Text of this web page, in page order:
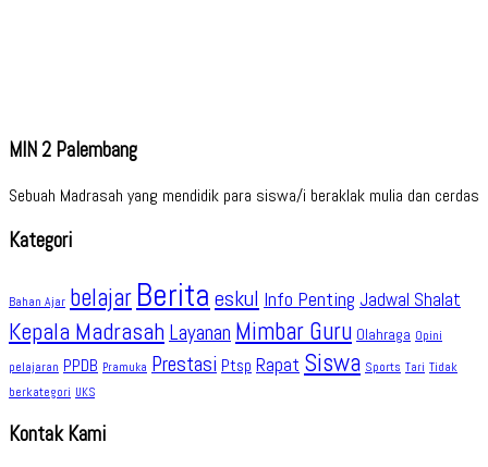
MIN 2 Palembang
Sebuah Madrasah yang mendidik para siswa/i beraklak mulia dan cerdas
Kategori
Bahan Ajar belajar Berita eskul Info Penting Jadwal Shalat
Kepala Madrasah Layanan Mimbar Guru Olahraga Opini
pelajaran PPDB Pramuka Prestasi Ptsp Rapat Siswa Sports Tari Tidak
berkategori UKS
Kontak Kami